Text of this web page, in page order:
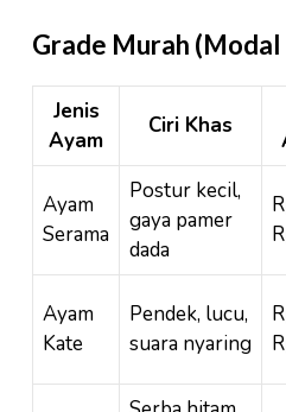
Grade Murah (Modal
Jenis
Ayam
Ciri Khas
Ayam
Serama
Postur kecil,
gaya pamer
dada
Ayam
Kate
Pendek, lucu,
suara nyaring